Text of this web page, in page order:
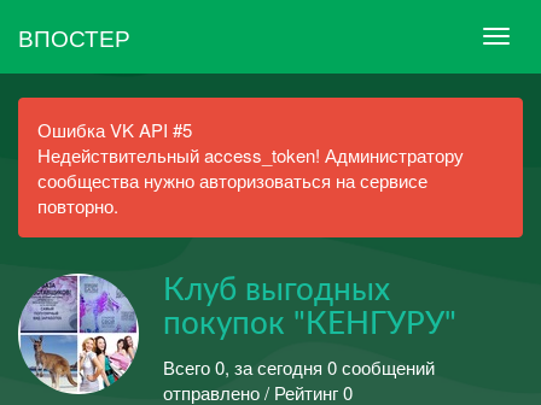
ВПОСТЕР
Ошибка VK API #5
Недействительный access_token! Администратору
сообщества нужно авторизоваться на сервисе
повторно.
Клуб выгодных
покупок "КЕНГУРУ"
Всего 0, за сегодня 0 сообщений
отправлено / Рейтинг 0